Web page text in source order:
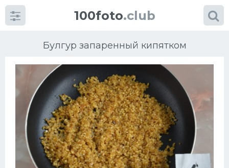
100foto.club
Булгур запаренный кипятком
Категориикартинок
Супы